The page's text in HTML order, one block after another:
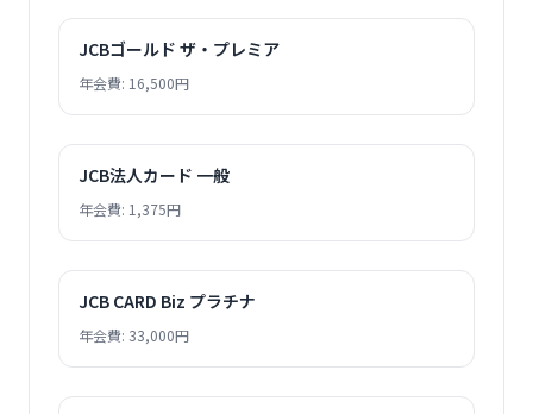
JCBゴールド ザ・プレミア
年会費: 16,500円
JCB法人カード 一般
年会費: 1,375円
JCB CARD Biz プラチナ
年会費: 33,000円